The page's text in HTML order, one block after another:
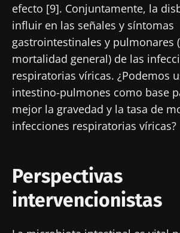
efecto [9]. Conjuntamente, la
influir en las señales y síntomas
gastrointestinales y pulmonares
mortalidad general) de las
respiratorias víricas. ¿Podemos
intestino-pulmones como base
mejor la gravedad y la tasa de
infecciones respiratorias víricas?
Perspectivas
intervencionistas